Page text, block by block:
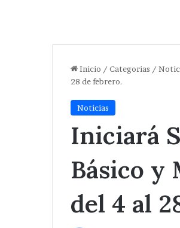
Inicio / Categorias /
28 de febrero.
Noticias
Iniciará
Básico y
del 4 al